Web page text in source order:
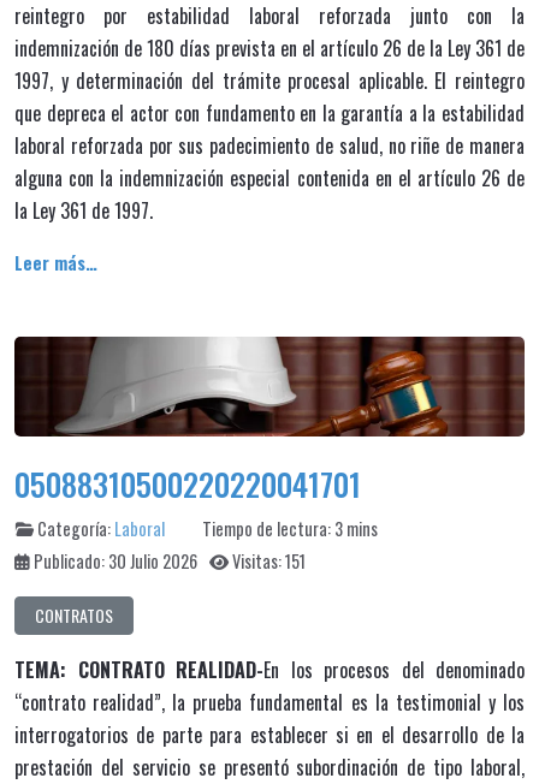
reintegro por estabilidad laboral reforzada junto con la
indemnización de 180 días prevista en el artículo 26 de la Ley 361 de
1997, y determinación del trámite procesal aplicable. El reintegro
que depreca el actor con fundamento en la garantía a la estabilidad
laboral reforzada por sus padecimiento de salud, no riñe de manera
alguna con la indemnización especial contenida en el artículo 26 de
la Ley 361 de 1997.
Leer más…
05088310500220220041701
Categoría:Laboral
Tiempo de lectura: 3 mins
Publicado: 30 Julio 2026
Visitas: 151
CONTRATOS
TEMA: CONTRATO REALIDAD-En los procesos del denominado
“contrato realidad”, la prueba fundamental es la testimonial y los
interrogatorios de parte para establecer si en el desarrollo de la
prestación del servicio se presentó subordinación de tipo laboral,